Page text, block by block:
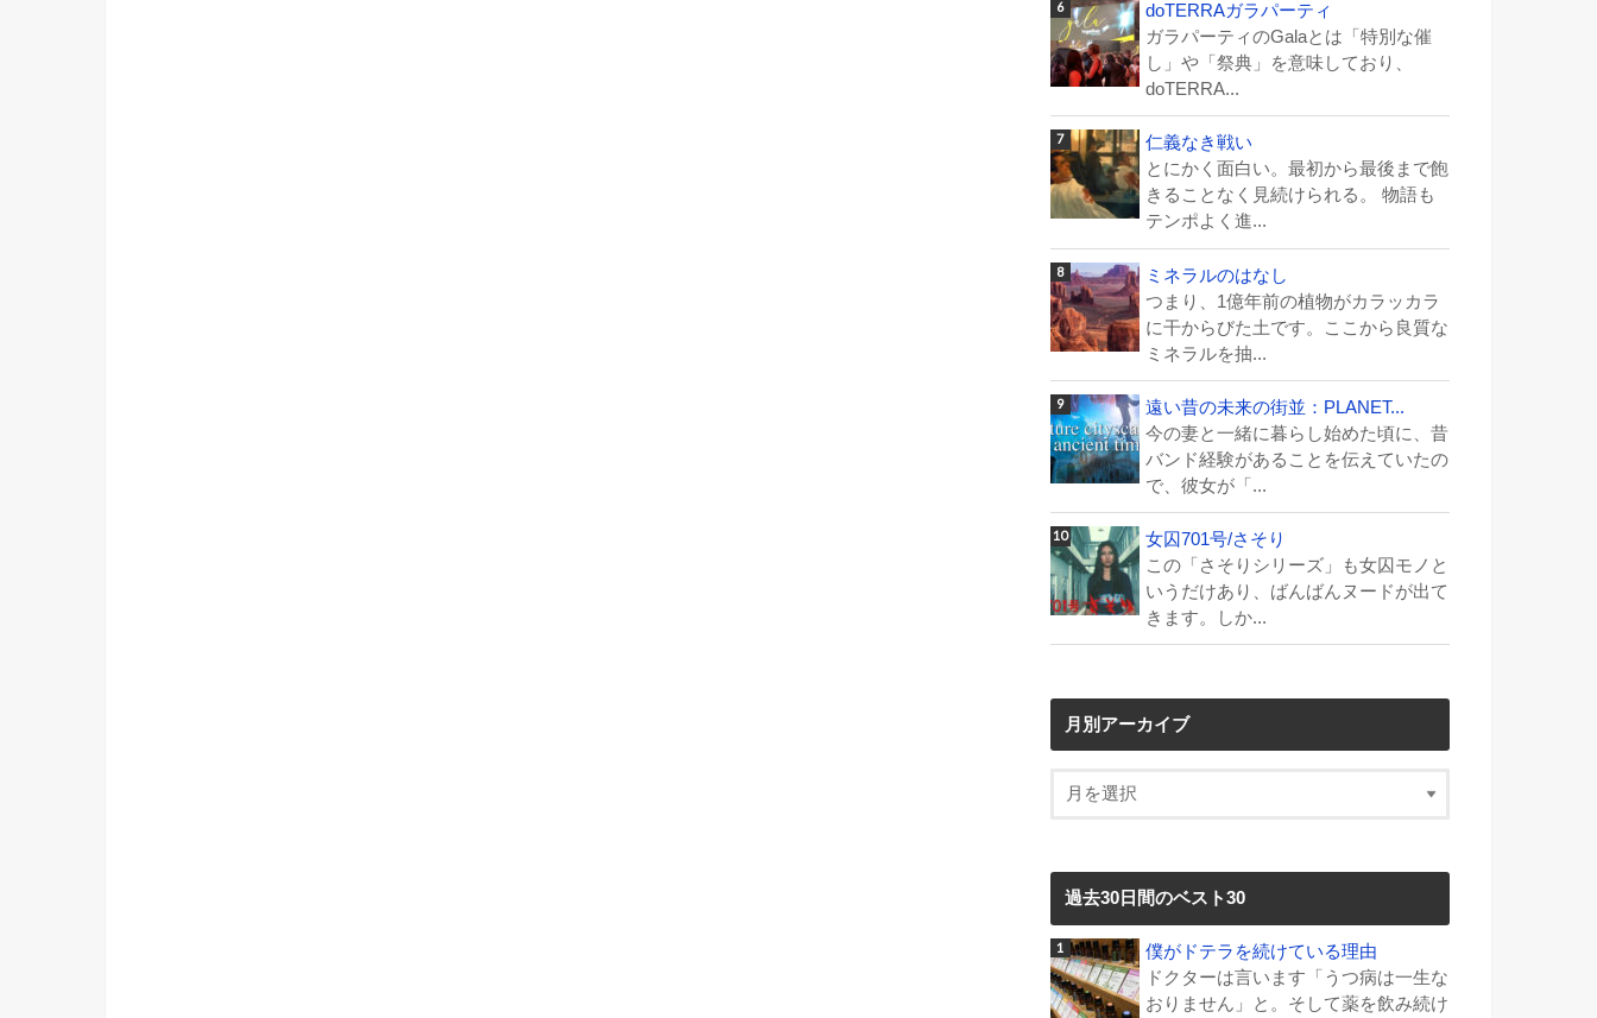
doTERRAガラパーティ
ガラパーティのGalaとは「特別な催
し」や「祭典」を意味しており、
doTERRA...
仁義なき戦い
とにかく面白い。最初から最後まで飽
きることなく見続けられる。 物語も
テンポよく進...
ミネラルのはなし
つまり、1億年前の植物がカラッカラ
に干からびた土です。ここから良質な
ミネラルを抽...
遠い昔の未来の街並：PLANET...
今の妻と一緒に暮らし始めた頃に、昔
バンド経験があることを伝えていたの
で、彼女が「...
女囚701号/さそり
この「さそりシリーズ」も女囚モノと
いうだけあり、ばんばんヌードが出て
きます。しか...
月別アーカイブ
過去30日間のベスト30
僕がドテラを続けている理由
ドクターは言います「うつ病は一生な
おりません」と。そして薬を飲み続け